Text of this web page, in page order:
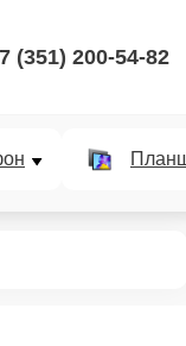
(351) 200-54-82